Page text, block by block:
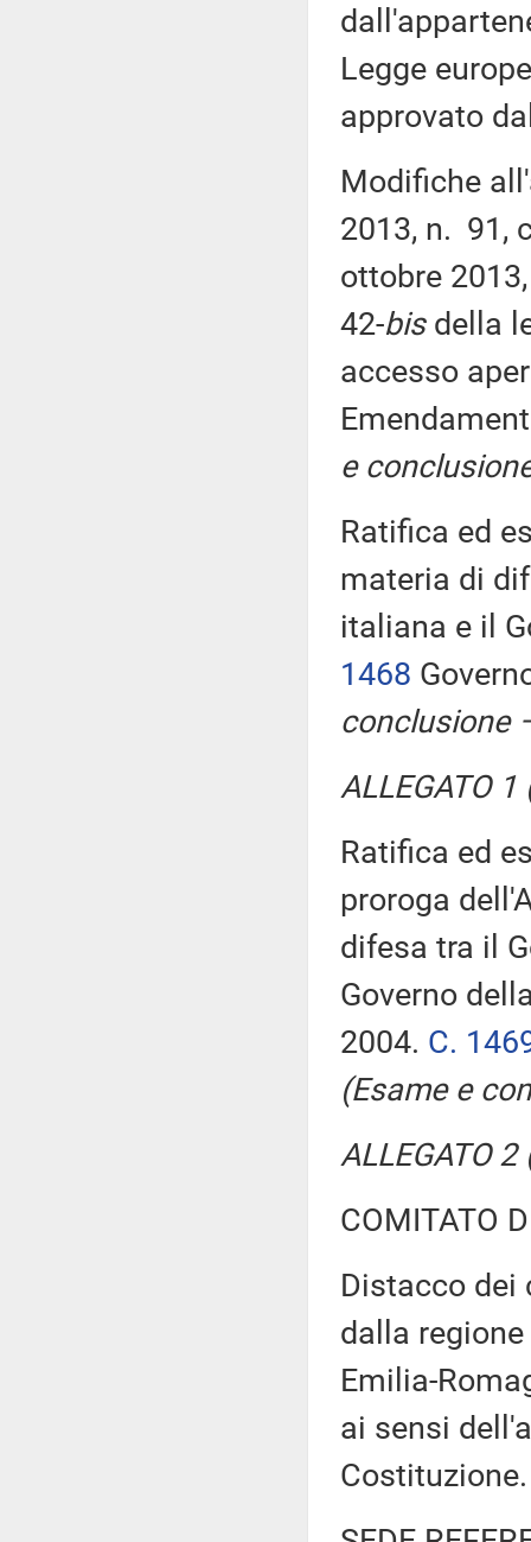
Legge
approvato
Modifiche
2013, n. 91,
ottobre
42-bisdella
accesso
e
Ratifica ed
materia di
italiana e il
1468
conclusione
ALLEGATO
Ratifica ed
proroga
difesa tra il
Governo
2004. C.
(Esame e
ALLEGATO
COMITATO
Distacco dei
dalla
Emilia-
ai sensi